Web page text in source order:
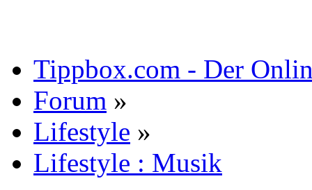
Tippbox.com - Der
Forum »
Lifestyle »
Lifestyle : Musik